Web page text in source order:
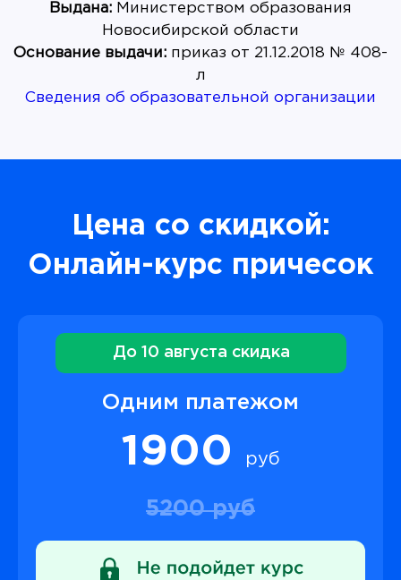
Выдана: Министерством образования
Основание выдачи: приказ от 21.12.2018 № 408-
Сведения об образовательной организации
Цена со скидкой:
Онлайн-курс причесок
До 10 августа скидка
Одним платежом
1900 руб
5200 руб